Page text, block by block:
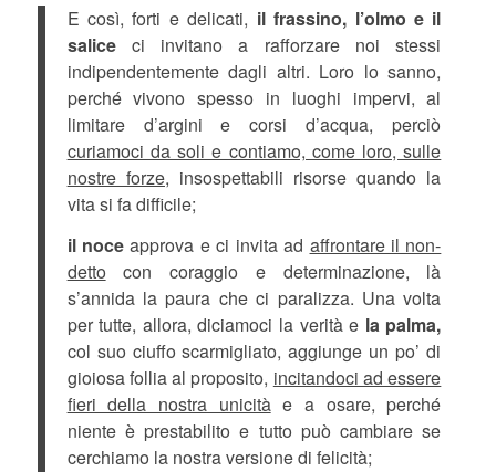
E così, forti e delicati, il frassino, l’olmo e il
saliceci invitano a rafforzare noi stessi
indipendentemente dagli altri. Loro lo sanno,
perché vivono spesso in luoghi impervi, al
limitare d’argini e corsi d’acqua, perciò
curiamoci da soli e contiamo, come loro, sulle
nostre forze, insospettabili risorse quando la
vita si fa difficile;
il noce approva e ci invita ad affrontare il non-
dettocon coraggio e determinazione, là
s’annida la paura che ci paralizza. Una volta
per tutte, allora, diciamoci la verità e la palma,
col suo ciuffo scarmigliato, aggiunge un po’ di
gioiosa follia al proposito, incitandoci ad essere
fieri della nostra unicitàe a osare, perché
niente è prestabilito e tutto può cambiare se
cerchiamo la nostra versione di felicità;